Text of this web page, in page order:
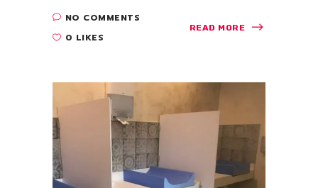
NO COMMENTS
0 LIKES
READ MORE